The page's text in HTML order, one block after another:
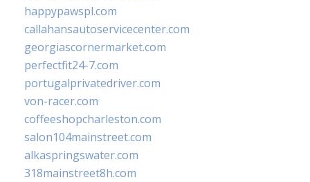
happypawspl.com
callahansautoservicecenter.com
georgiascornermarket.com
perfectfit24-7.com
portugalprivatedriver.com
von-racer.com
coffeeshopcharleston.com
salon104mainstreet.com
alkaspringswater.com
318mainstreet8h.com